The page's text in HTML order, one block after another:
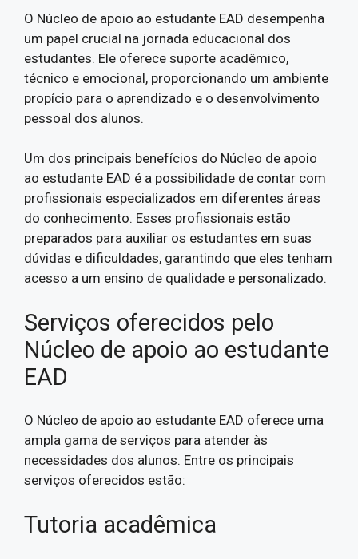
O Núcleo de apoio ao estudante EAD desempenha
um papel crucial na jornada educacional dos
estudantes. Ele oferece suporte acadêmico,
técnico e emocional, proporcionando um ambiente
propício para o aprendizado e o desenvolvimento
pessoal dos alunos.
Um dos principais benefícios do Núcleo de apoio
ao estudante EAD é a possibilidade de contar com
profissionais especializados em diferentes áreas
do conhecimento. Esses profissionais estão
preparados para auxiliar os estudantes em suas
dúvidas e dificuldades, garantindo que eles tenham
acesso a um ensino de qualidade e personalizado.
Serviços oferecidos pelo
Núcleo de apoio ao estudante
EAD
O Núcleo de apoio ao estudante EAD oferece uma
ampla gama de serviços para atender às
necessidades dos alunos. Entre os principais
serviços oferecidos estão:
Tutoria acadêmica